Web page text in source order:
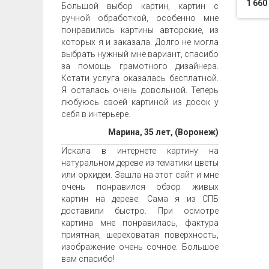
1 660
Большой выбор картин, картин с
ручной обработкой, особенно мне
понравились картины авторские, из
которых я и заказала. Долго не могла
выбрать нужный мне вариант, спасибо
за помощь грамотного дизайнера.
Кстати услуга оказалась бесплатной.
Я осталась очень довольной. Теперь
любуюсь своей картиной из досок у
себя в интерьере.
Марина, 35 лет, (Воронеж)
Искала в интернете картину на
натуральном дереве из тематики цветы
или орхидеи. Зашла на этот сайт и мне
очень понравился обзор живых
картин на дереве. Сама я из СПБ
доставили быстро. При осмотре
картина мне понравилась, фактура
приятная, шереховатая поверхность,
изображение очень сочное. Большое
вам спасибо!